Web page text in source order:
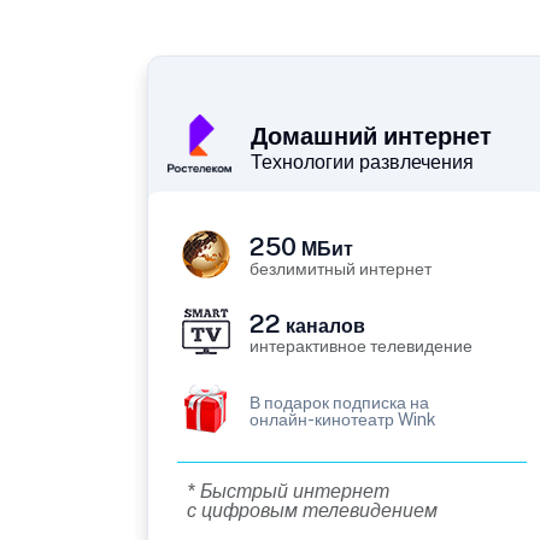
Домашний интернет
Технологии развлечения
250 МБит
безлимитный интернет
22 каналов
интерактивное телевидение
В подарок подписка на
онлайн-кинотеатр Wink
* Быстрый интернет
с цифровым телевидением